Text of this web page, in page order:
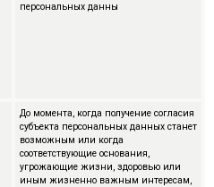
персональных данны
До момента, когда получение согласия
субъекта персональных данных станет
возможным или когда
соответствующие основания,
угрожающие жизни, здоровью или
иным жизненно важным интересам,